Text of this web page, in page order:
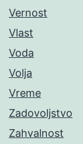
Vernost
Vlast
Voda
Volja
Vreme
Zadovoljstvo
Zahvalnost